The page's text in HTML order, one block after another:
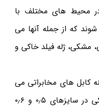
محیط های مختلف با
که از جمله آنها می
مشکی، ژله فیلد خاکی و
کابل های مخابراتی می
توان به کابل های طوسی و مشکی در سایزهای ۰٫۵ و ۰٫۶